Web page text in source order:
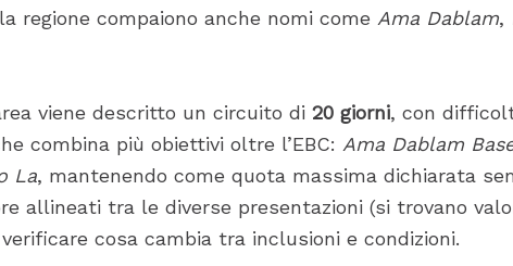
regione compaiono anche nomi comeAma Dablam,
viene descritto un circuito di20 giorni, con
combina più obiettivi oltre l’EBC:Ama Dablam
La, mantenendo come quota massima dichiarata
allineati tra le diverse presentazioni (si trovano
cosa cambia tra inclusioni e condizioni.